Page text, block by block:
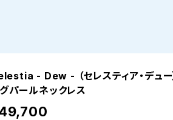
- Dew - （セレスティア・デュ
パールネックレス